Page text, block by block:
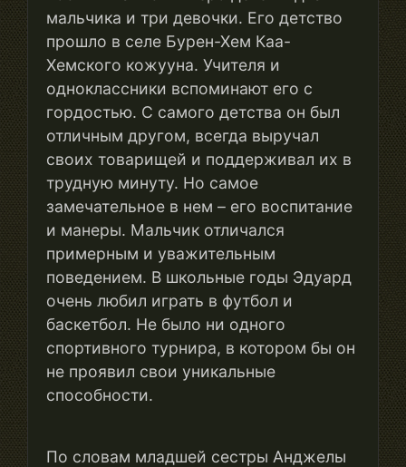
мальчика и три девочки. Его детство
прошло в селе Бурен-Хем Каа-
Хемского кожууна. Учителя и
одноклассники вспоминают его с
гордостью. С самого детства он был
отличным другом, всегда выручал
своих товарищей и поддерживал их в
трудную минуту. Но самое
замечательное в нем – его воспитание
и манеры. Мальчик отличался
примерным и уважительным
поведением. В школьные годы Эдуард
очень любил играть в футбол и
баскетбол. Не было ни одного
спортивного турнира, в котором бы он
не проявил свои уникальные
способности.
По словам младшей сестры Анджелы